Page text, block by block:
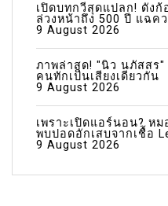
เปิดบทกวีสุดแปลก! ดัง
ล่วงหน้าถึง 500 ปี แฉคว
9 August 2026
ภาพล่าสุด! "นิว นภัสสร
คนทักเป็นเสียงเดียวกัน
9 August 2026
เพราะเปิดแอร์นอน? ห
พบปอดอักเสบจากเชื้อ
9 August 2026